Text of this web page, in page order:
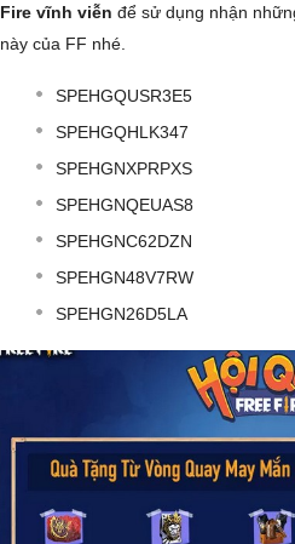
Fire vĩnh viễn để sử dụng nhận
này của FF nhé.
SPEHGQUSR3E5
SPEHGQHLK347
SPEHGNXPRPXS
SPEHGNQEUAS8
SPEHGNC62DZN
SPEHGN48V7RW
SPEHGN26D5LA